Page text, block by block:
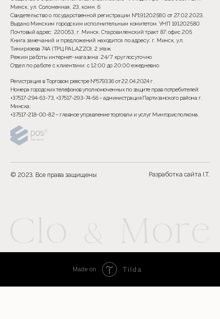
Made on Tilda